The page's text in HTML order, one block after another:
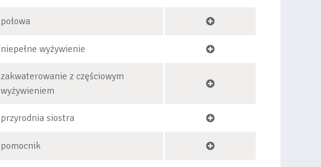
połowa
niepełne wyżywienie
zakwaterowanie z częściowym
wyżywieniem
przyrodnia siostra
pomocnik